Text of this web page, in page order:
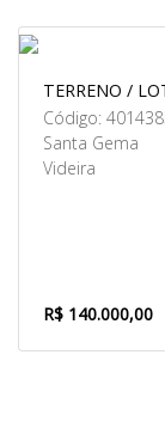
TERRENO /
Código:
Santa Gema
Videira
R$ 140.000,00